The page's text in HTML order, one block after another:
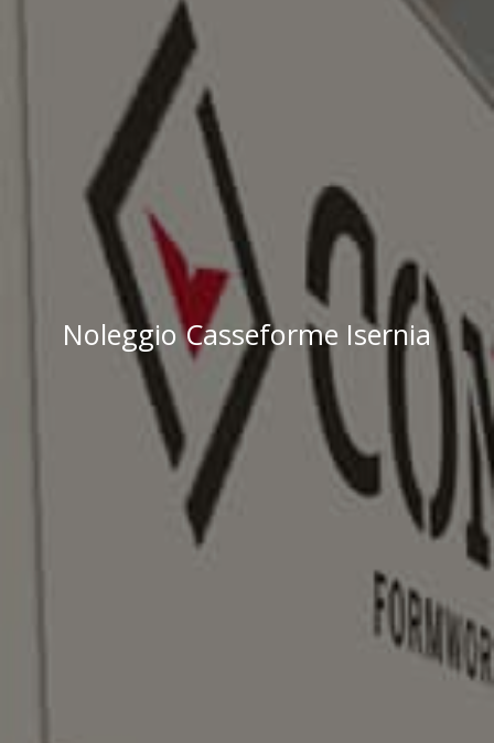
Noleggio Casseforme Isernia